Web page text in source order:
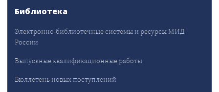
Библиотека
Электронно-библиотечные системы и ресурсы МИД
России
Выпускные квалификационные работы
Бюллетень новых поступлений